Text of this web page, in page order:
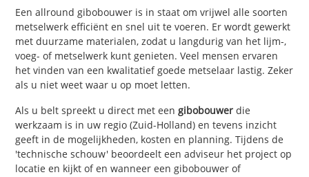
Een allround gibobouwer is in staat om vrijwel alle soorten
metselwerk efficiënt en snel uit te voeren. Er wordt gewerkt
met duurzame materialen, zodat u langdurig van het lijm-,
voeg- of metselwerk kunt genieten. Veel mensen ervaren
het vinden van een kwalitatief goede metselaar lastig. Zeker
als u niet weet waar u op moet letten.
Als u belt spreekt u direct met eengibobouwer die
werkzaam is in uw regio (Zuid-Holland) en tevens inzicht
geeft in de mogelijkheden, kosten en planning. Tijdens de
'technische schouw' beoordeelt een adviseur het project op
locatie en kijkt of en wanneer een gibobouwer of